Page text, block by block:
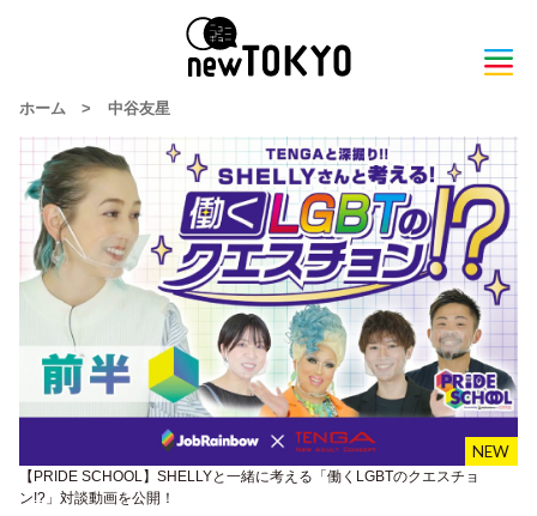
ホーム > 中谷友星
【PRIDE SCHOOL】SHELLYと一緒に考える「働くLGBTのクエスチョ
ン!?」対談動画を公開！